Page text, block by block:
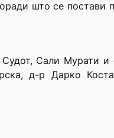
што се постави
Сали Мурати и
д-р Дарко